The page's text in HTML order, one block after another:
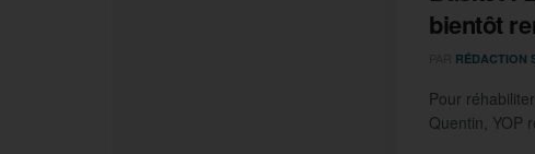
bientôt
RÉDACTION
Pour
Quentin, YOP